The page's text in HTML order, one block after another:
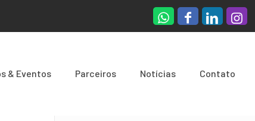
& Eventos Parceiros Notí­cias Contato